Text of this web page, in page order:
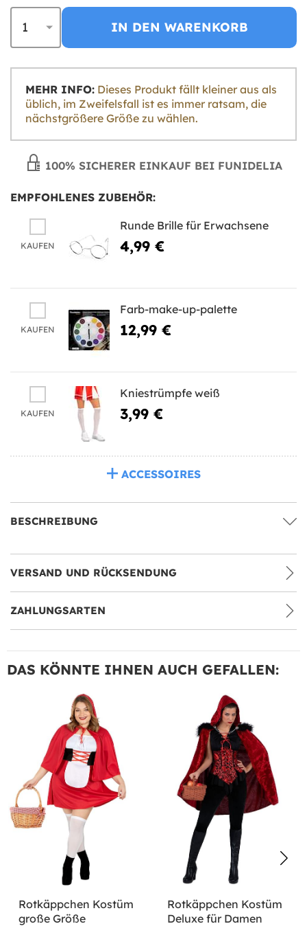
IN DEN WARENKORB
MEHR INFO:
üblich, im Zweifelsfall ist es immer ratsam, die
nächstgrößere Größe zu wählen.
100% SICHERER EINKAUF BEI FUNIDELIA
EMPFOHLENES ZUBEHÖR:
KAUFEN
Runde Brille für Erwachsene
4,99 €
KAUFEN
Farb-make-up-palette
12,99 €
KAUFEN
Kniestrümpfe weiß
3,99 €
ACCESSOIRES
BESCHREIBUNG
VERSAND UND RÜCKSENDUNG
ZAHLUNGSARTEN
DAS KÖNNTE IHNEN AUCH GEFALLEN:
Rotkäppchen Kostüm
große Größe
Rotkäppchen Kostüm
Deluxe für Damen